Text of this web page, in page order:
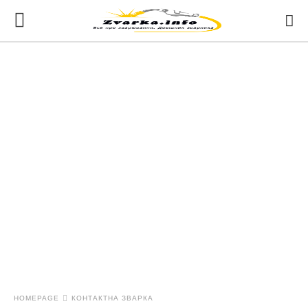
HOMEPAGE КОНТАКТНА ЗВАРКА